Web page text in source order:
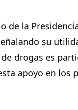
de la
su
drogas es
apoyo en los